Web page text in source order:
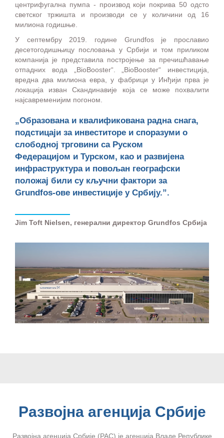
центрифугална пумпа - производ који покрива 50 одсто
светског тржишта и производи се у количини од 16
милиона годишње.
У септембру 2019. године Grundfos је прославио
десетогодишњицу пословања у Србији и том приликом
компанија је представила постројење за пречишћавање
отпадних вода „BioBooster“. „BioBooster“ инвестиција,
вредна два милиона евра, у фабрици у Инђији прва је
локација изван Скандинавије која се може похвалити
најсавременијим погоном.
„Образована и квалификована радна снага,
подстицаји за инвеститоре и споразуми о
слободној трговини са Руском
Федерацијом и Турском, као и развијена
инфраструктура и повољан географски
положај били су кључни фактори за
Grundfos-ове инвестиције у Србију.”.
Jim Toft Nielsen, генерални директор Grundfos Србија
Развојна агенција Србије
Развојна агенција Србије (РАС) је агенција Владе Републике